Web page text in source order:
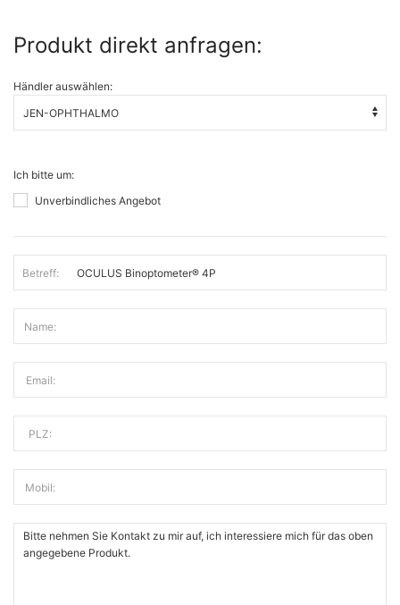
Produkt direkt anfragen:
Händler auswählen:
Ich bitte um:
Unverbindliches Angebot
Betreff:
Name:
Email:
PLZ:
Mobil: